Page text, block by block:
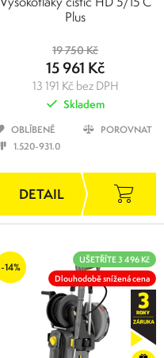
Plus
19 750 Kč
15 961 Kč
13 191 Kč bez DPH
Skladem
OBLÍBENÉ
POROVNAT
1.520-931.0
-14%
UŠETŘÍTE 3 496 Kč
Dlouhodobě snížená cena